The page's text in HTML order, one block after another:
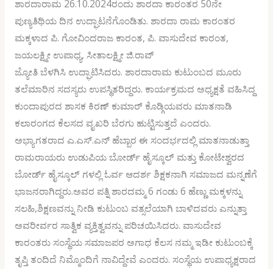
ಶಾರದಾರಾಮ 26.10.2024ರಂದು ಶಾರದಾ ಕಾರಂತರ 50ನೇ
ಪುಣ್ಯತಿಥಿಯ ದಿನ ಉದ್ಘಾಟನೆಗೊಂಡಿತು. ಶಾರದಾ ರಾಮ ಕಾರಂತರ
ಮಕ್ಕಳಾದ ಪಿ. ಗೋವಿಂದರಾಜ ಕಾರಂತ, ಪಿ. ವಾಸುದೇವ ಕಾರಂತ,
ಜಯಲಕ್ಷ್ಮೀ ಉಪಾಧ್ಯ, ಸೀತಾಲಕ್ಷ್ಮೀ ಜಿ.ರಾವ್
ಜ್ಯೋತಿ ಬೆಳಗಿಸಿ ಉದ್ಘಾಟಿಸಿದರು. ಶಾರದಾರಾಮ ಕುಟುಂಬದ ಮೂರು
ತಲೆಮಾರಿನ ಸದಸ್ಯರು ಉಪಸ್ಥಿತರಿದ್ದರು. ಕಾರ್ಯಕ್ರಮದ ಅಧ್ಯಕ್ಷತೆ ವಹಿಸಿದ್ದ
ಕುಂದಾಪುರದ ಶಾಸಕ ಕಿರಣ್ ಕುಮಾರ್ ಕೊಡ್ಗಿಯವರು ಮಾತನಾಡಿ
ಕಲಾರಂಗದ ಕೆಲಸದ ವೖಖರಿ ಬೆರಗು ಹುಟ್ಟಿಸುತ್ತದೆ ಎಂದರು.
ಅಭ್ಯಾಗತರಾದ ಎ.ಎಸ್.ಎನ್ ಹೆಬ್ಬಾರ ಈ ಸಂದರ್ಭದಲ್ಲಿ ಮಾತನಾಡುತ್ತಾ
ರಾಮರಾಯರು ಉಡುಪಿಯ ಬೋರ್ಡ್ ಹೈಸ್ಕೂಲ್ ಮತ್ತು ಕೋಟೇಶ್ವರದ
ಬೋರ್ಡ್ ಹೈಸ್ಕೂಲ್ ಗಳಲ್ಲಿ ಓರ್ವ ಆದರ್ಶ ಶಿಕ್ಷಕನಾಗಿ ಸಮಾಜದ ಮನ್ನಣೆಗೆ
ಭಾಜನರಾಗಿದ್ದರು.ಅವರ ಪತ್ನಿ ಶಾರದಮ್ಮ 6 ಗಂಡು 6 ಹೆಣ್ಣು ಮಕ್ಕಳನ್ನು
ಸಲಹಿ,ಶಿಕ್ಷಣವನ್ನು ನೀಡಿ ಕುಟುಂಬ ವತ್ಸಲೆಯಾಗಿ ಬಾಳಿದವರು ಎನ್ನುತ್ತಾ
ಅವರೀರ್ವರ ಸಾತ್ವಿಕ ವ್ಯಕ್ತಿತ್ವವನ್ನು ಪರಿಚಯಿಸಿದರು. ವಾಸುದೇವ
ಕಾರಂತರು ಸಂಸ್ಥೆಯ ಸಮಾಜಪರ ಅಗಾಧ ಕೆಲಸ ನಮ್ಮ ಇಡೀ ಕುಟುಂಬಕ್ಕೆ
ತೃಪ್ತಿ ತಂದಿದೆ ನಿಮ್ಮೊಂದಿಗೆ ನಾವಿದ್ದೇವೆ ಎಂದರು. ಸಂಸ್ಥೆಯ ಉಪಾಧ್ಯಕ್ಷರಾದ